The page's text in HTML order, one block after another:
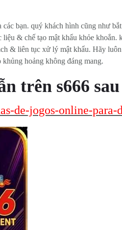
các bạn. quý khách hình cũng như
& chế tạo mật khẩu khỏe khoắn.
& liên tục xử lý mật khẩu. Hãy
hoảng không đáng mang.
trên s666
de-jogos-online-para-